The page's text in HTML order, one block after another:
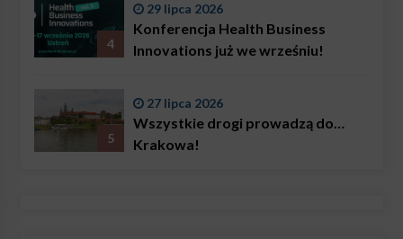
4
29 lipca 2026
Konferencja Health Business
Innovations już we wrześniu!
5
27 lipca 2026
Wszystkie drogi prowadzą do…
Krakowa!